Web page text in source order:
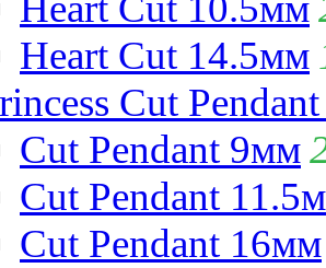
Heart Cut 14.5мм
Cut
Cut Pendant 9мм
Cut Pendant
Cut Pendant 16мм